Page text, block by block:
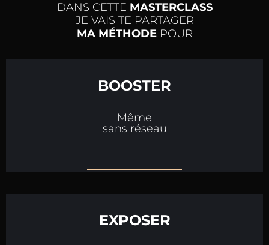
DANS CETTE MASTERCLASS
JE VAIS TE PARTAGER
MA MÉTHODE POUR
BOOSTER
Même
sans réseau
EXPOSER